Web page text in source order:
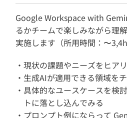
Google Workspace with
るかチームで楽しみながら理
実施します（所用時間：〜3,4h
現状の課題やニーズをヒア
生成AIが適用できる領域を
具体的なユースケースを検
トに落とし込んでみる
プロンプト例にならって